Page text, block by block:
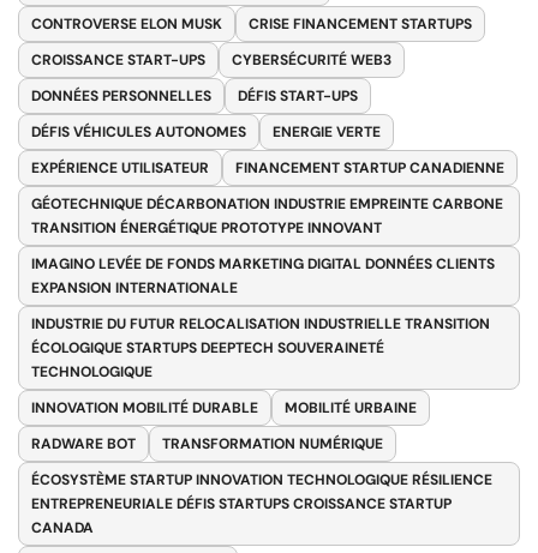
CONTROVERSE ELON MUSK
CRISE FINANCEMENT STARTUPS
CROISSANCE START-UPS
CYBERSÉCURITÉ WEB3
DONNÉES PERSONNELLES
DÉFIS START-UPS
DÉFIS VÉHICULES AUTONOMES
ENERGIE VERTE
EXPÉRIENCE UTILISATEUR
FINANCEMENT STARTUP CANADIENNE
GÉOTECHNIQUE DÉCARBONATION INDUSTRIE EMPREINTE CARBONE
TRANSITION ÉNERGÉTIQUE PROTOTYPE INNOVANT
IMAGINO LEVÉE DE FONDS MARKETING DIGITAL DONNÉES CLIENTS
EXPANSION INTERNATIONALE
INDUSTRIE DU FUTUR RELOCALISATION INDUSTRIELLE TRANSITION
ÉCOLOGIQUE STARTUPS DEEPTECH SOUVERAINETÉ
TECHNOLOGIQUE
INNOVATION MOBILITÉ DURABLE
MOBILITÉ URBAINE
RADWARE BOT
TRANSFORMATION NUMÉRIQUE
ÉCOSYSTÈME STARTUP INNOVATION TECHNOLOGIQUE RÉSILIENCE
ENTREPRENEURIALE DÉFIS STARTUPS CROISSANCE STARTUP
CANADA